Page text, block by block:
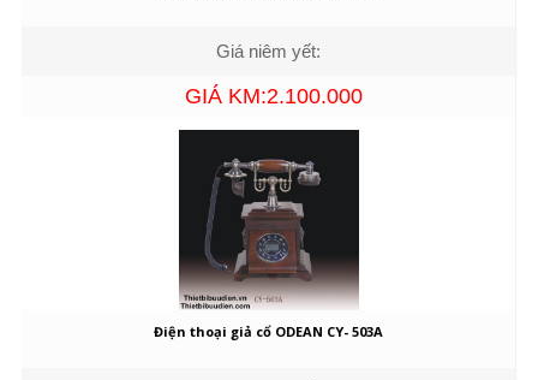
Giá niêm yết:
GIÁ KM:2.100.000
Điện thoại giả cổ ODEAN CY- 503A